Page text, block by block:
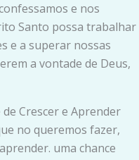
e nos
Santo possa trabalhar
e a superar nossas
a vontade de Deus,
Crescer e Aprender
no queremos fazer,
uma chance